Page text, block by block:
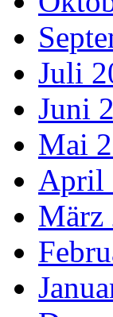
Juli
Juni
Mai
April
März